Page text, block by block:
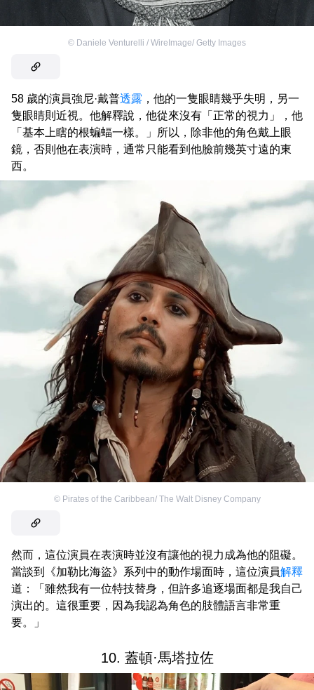
© Daniele Venturelli / WireImage/ Getty Images
58 歲的演員強尼·戴普透露 ，他的一隻眼睛幾乎失明，另一
隻眼睛則近視。他解釋說，他從來沒有「正常的視力」，他
「基本上瞎的根蝙蝠一樣。」所以，除非他的角色戴上眼
鏡，否則他在表演時，通常只能看到他臉前幾英寸遠的東
西。
© Pirates of the Caribbean/ The Walt Disney Company
然而，這位演員在表演時並沒有讓他的視力成為他的阻礙。
當談到《加勒比海盜》系列中的動作場面時，這位演員解釋
道：「雖然我有一位特技替身，但許多追逐場面都是我自己
演出的。這很重要，因為我認為角色的肢體語言非常重
要。」
10. 蓋頓·馬塔拉佐